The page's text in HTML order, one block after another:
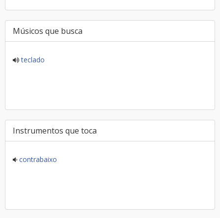
Músicos que busca
teclado
Instrumentos que toca
contrabaixo